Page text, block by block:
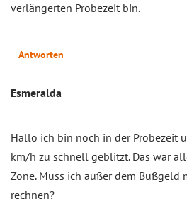
verlängerten Probezeit bin.
Antworten
Esmeralda
Hallo ich bin noch in der Probezeit
km/h zu schnell geblitzt. Das war
Zone. Muss ich außer dem Bußgeld
rechnen?